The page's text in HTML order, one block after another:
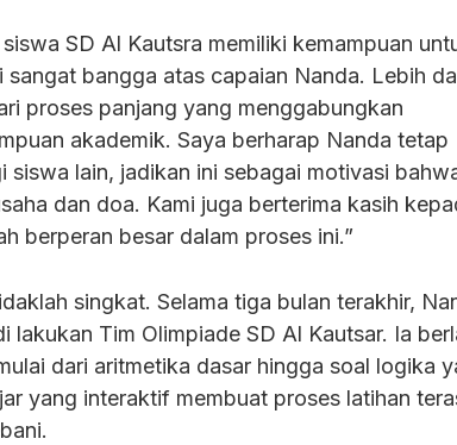
SD Al Kautsra memiliki kemampuan
bangga atas capaian Nanda. Lebih
proses panjang yang menggabungkan
akademik. Saya berharap Nanda tetap
siswa lain, jadikan ini sebagai motivasi
dan doa. Kami juga berterima kasih
berperan besar dalam proses ini.”
singkat. Selama tiga bulan terakhir,
lakukan Tim Olimpiade SD Al Kautsar. Ia
dari aritmetika dasar hingga soal logika
yang interaktif membuat proses latihan